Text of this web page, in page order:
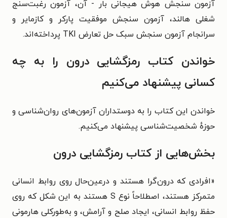
آزمون سنجش هوش هیجانی بار - آن، آزمون رغبت‌سنج
شغلی هالند، آزمون سنجش موفقیت پارکر و کازمایر و
سرانجام آزمون سنجش سبک حل تعارض TKI پرداخته‌اند.
خواندن کتاب رمزگشایی درون را به چه
کسانی پیشنهاد می‌کنیم
خواندن این کتاب را به دوستداران آزمون‌های روان‌شناسی و
حوزهٔ شخصیت‌شناسی پیشنهاد می‌کنیم.
بخش‌هایی از کتاب رمزگشایی درون
«افرادی که درون‌گرا هستند و درعین‌حال روی روابط انسانی
متمرکز هستند، اصطلاحاً نوع S هستند به این شکل که روی
حفظ روابط انسانی، ایجاد صلح و آرامش، و به‌طورکلی هارمونی